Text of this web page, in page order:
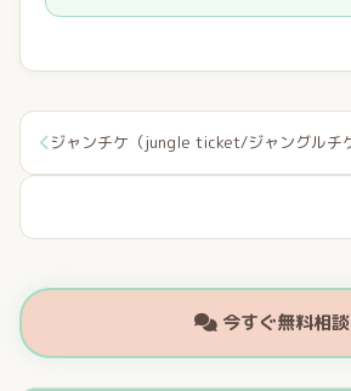
ジャンチケ（jungle ticket/ジャングルチ
今すぐ無料相談